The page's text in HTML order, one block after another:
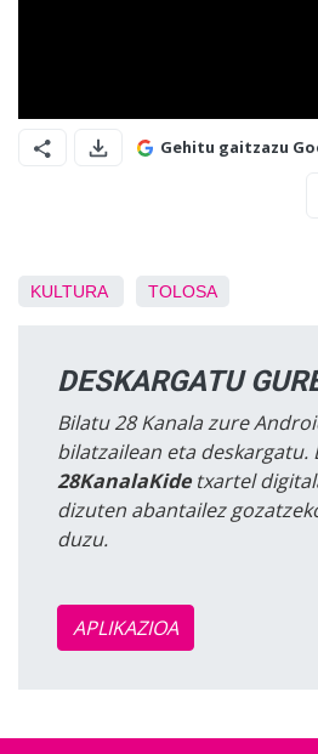
Gehitu gaitzazu
KULTURA TOLOSA
DESKARGATU
Bilatu 28 Kanala zure
bilatzailean eta deskargatu.
28KanalaKidetxartel
dizuten abantailez
duzu.
APLIKAZIOA